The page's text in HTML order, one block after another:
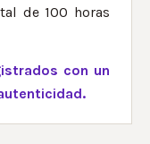
de 100 horas
con un